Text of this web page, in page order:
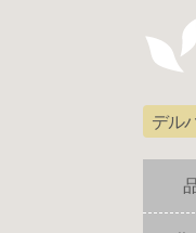
デル